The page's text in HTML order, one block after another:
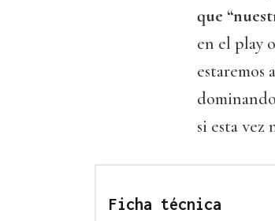
que
en el play
estaremos
si esta vez
Ficha técnica